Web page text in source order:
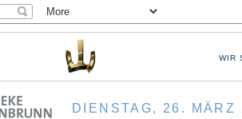
WIR
DIENSTAG, 26. MÄRZ